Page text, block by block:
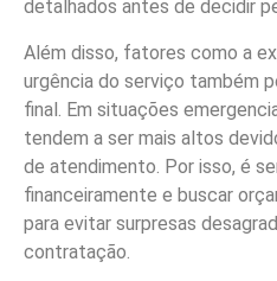
detalhados antes de decidir
Além disso, fatores como a
urgência do serviço também
final. Em situações
tendem a ser mais altos
de atendimento. Por isso, é
financeiramente e buscar
para evitar surpresas
contratação.